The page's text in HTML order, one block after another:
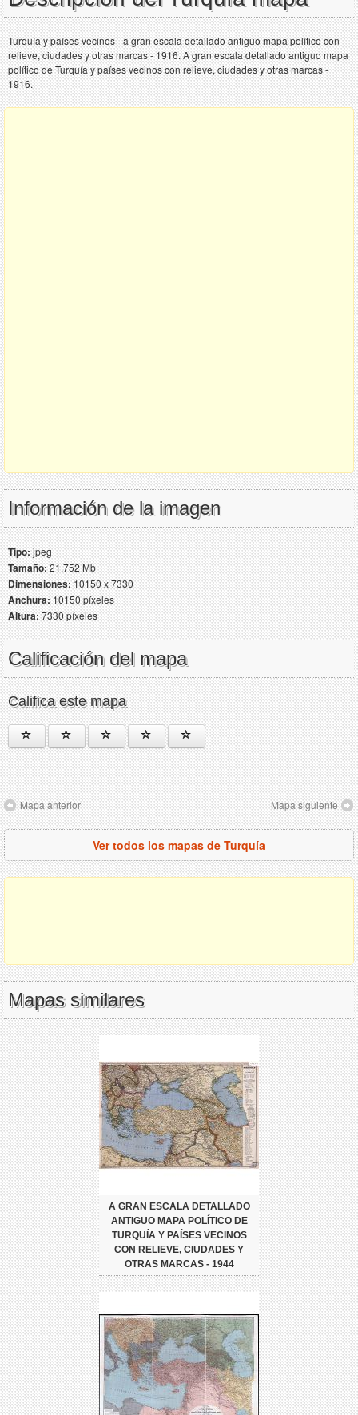
Turquía y países vecinos - a gran escala detallado antiguo mapa político con
relieve, ciudades y otras marcas - 1916. A gran escala detallado antiguo mapa
político de Turquía y países vecinos con relieve, ciudades y otras marcas -
1916.
Información de la imagen
Tipo:jpeg
Tamaño:21.752 Mb
Dimensiones:10150 x 7330
Anchura:10150 píxeles
Altura:7330 píxeles
Calificación del mapa
Califica este mapa
Mapa anterior Mapa siguiente
Ver todos los mapas de Turquía
Mapas similares
A GRAN ESCALA DETALLADO
ANTIGUO MAPA POLÍTICO DE
TURQUÍA Y PAÍSES VECINOS
CON RELIEVE, CIUDADES Y
OTRAS MARCAS - 1944